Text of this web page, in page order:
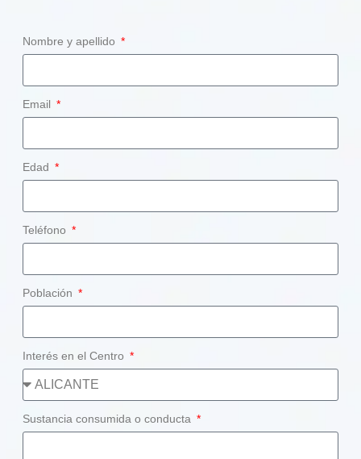
Nombre y apellido
Email
Edad
Teléfono
Población
Interés en el Centro
Sustancia consumida o conducta